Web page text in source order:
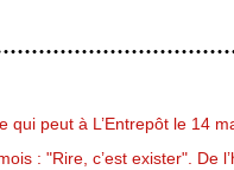
qui peut à L’Entrepôt le 14
: "Rire, c’est exister". De